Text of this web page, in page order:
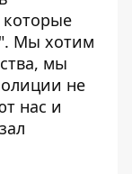
Мы хотим
мы
не
нас и